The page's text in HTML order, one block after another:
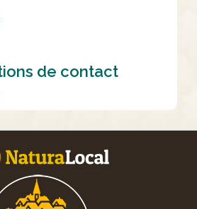
de contact